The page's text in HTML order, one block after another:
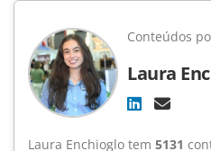
Conteúdos
Laura
Laura Enchioglo tem 5131